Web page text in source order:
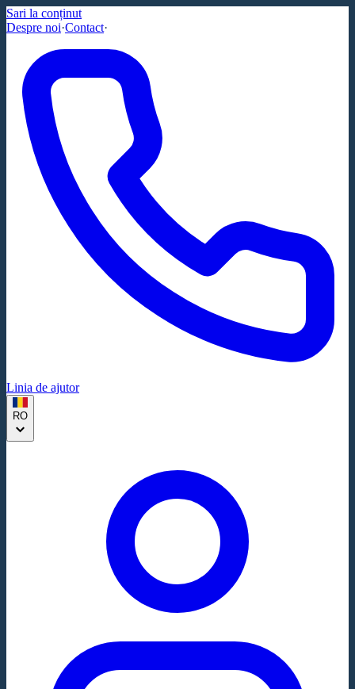
Sari la conținut
Despre noi·Contact·
Linia de ajutor
RO